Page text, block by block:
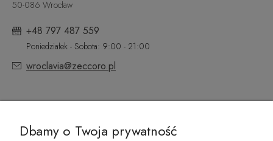
50-086 Wrocław
+48 797 487 559
Poniedziałek - Sobota: 9:00 - 21:00
wroclavia@zeccoro.pl
Dbamy o Twoja prywatność